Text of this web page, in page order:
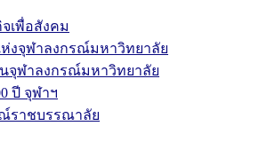
เพื่อสังคม
งจุฬาลงกรณ์มหาวิทยาลัย
จุฬาลงกรณ์มหาวิทยาลัย
ปี จุฬาฯ
ราชบรรณาลัย